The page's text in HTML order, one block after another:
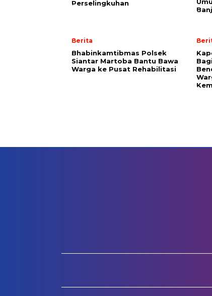
Perselingkuhan
Berita
Bhabinkamtibmas Polsek
Siantar Martoba Bantu Bawa
Warga ke Pusat Rehabilitasi